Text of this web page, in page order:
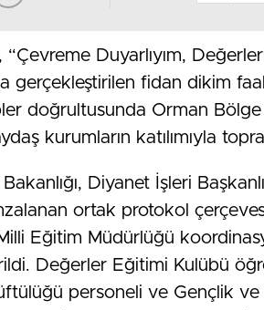
“Çevreme Duyarlıyım,
gerçekleştirilen fidan dikim
doğrultusunda Orman
kurumların katılımıyla
Diyanet İşleri
ortak protokol
Eğitim Müdürlüğü
Değerler Eğitimi Kulübü
personeli ve Gençlik ve